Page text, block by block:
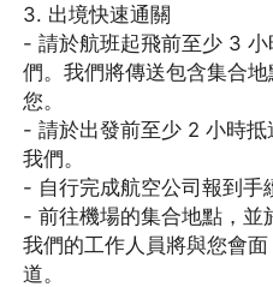
3. 出境快速通關
- 請於航班起飛前至少 3
們。我們將傳送包含集合
您。
- 請於出發前至少 2 小時
我們。
- 自行完成航空公司報到手
- 前往機場的集合地點，並
我們的工作人員將與您會
道。